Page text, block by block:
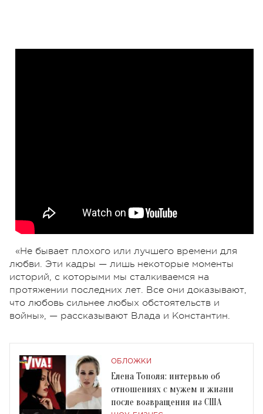
«Не бывает плохого или лучшего времени для
любви. Эти кадры — лишь некоторые моменты
историй, с которыми мы сталкиваемся на
протяжении последних лет. Все они доказывают,
что любовь сильнее любых обстоятельств и
войны», — рассказывают Влада и Константин.
ОБЛОЖКИ
Елена Тополя: интервью об
отношениях с мужем и жизни
после возвращения из США